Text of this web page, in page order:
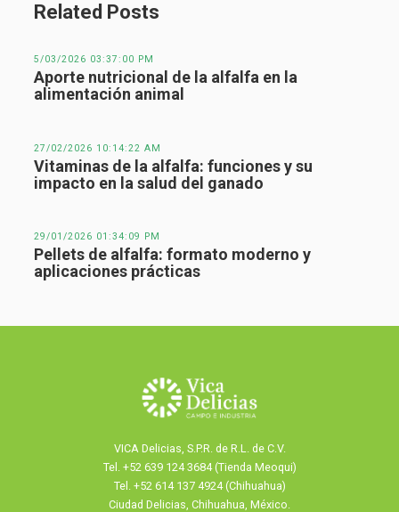
Related Posts
5/03/2026 03:37:00 PM
Aporte nutricional de la alfalfa en la
alimentación animal
27/02/2026 10:14:22 AM
Vitaminas de la alfalfa: funciones y su
impacto en la salud del ganado
29/01/2026 01:34:09 PM
Pellets de alfalfa: formato moderno y
aplicaciones prácticas
VICA Delicias, S.P.R. de R.L. de C.V.
Tel. +52 639 124 3684 (Tienda Meoqui)
Tel. +52 614 137 4924 (Chihuahua)
Ciudad Delicias, Chihuahua, México.